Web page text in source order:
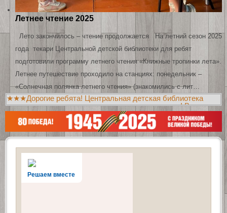
Летнее чтение 2025
Лето закончилось – чтение продолжается На летний сезон 2025
года текари Центральной детской библиотеки для ребят
подготовили программу летнего чтения «Книжные тропинки лета».
Летнее путешествие проходило на станциях: понедельник –
«Солнечная полянка летнего чтения» (знакомились с лит…
★★★Дорогие ребята! Центральная детская библиотека
приглашает вас познакомиться с новыми книгами! Всегда
рады видеть вас в библиотеках!!!★★★
Решаем вместе